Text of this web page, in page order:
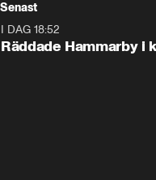
Senast
I DAG 18:52
Räddade Hammarby i